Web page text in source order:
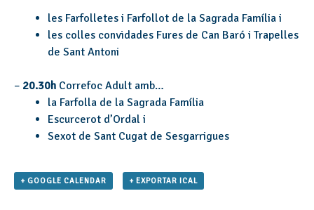
les Farfolletes i Farfollot de la Sagrada Família i
les colles convidades Fures de Can Baró i Trapelles
de Sant Antoni
– 20.30h Correfoc Adult amb…
la Farfolla de la Sagrada Família
Escurcerot d’Ordal i
Sexot de Sant Cugat de Sesgarrigues
+ GOOGLE CALENDAR + EXPORTAR ICAL